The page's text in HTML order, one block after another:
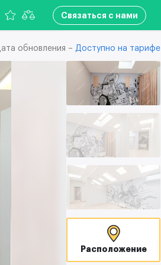
Связаться с нами
обновления – Доступно на тарифе
Расположение